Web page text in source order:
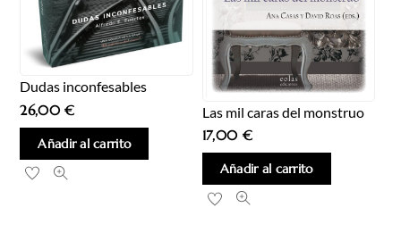
Dudas inconfesables
26,00€
Añadir al carrito
Las mil caras del monstruo
17,00 €
Añadir al carrito